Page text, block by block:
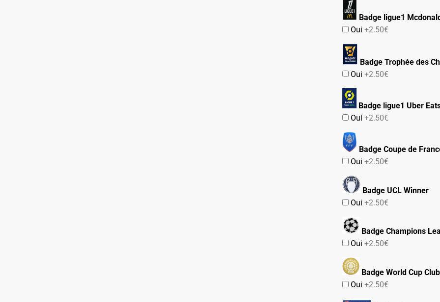
Badge ligue1
Oui+2.50€
Badge Trophée des
Oui+2.50€
Badge ligue1 Uber
Oui+2.50€
Badge Coupe de
Oui+2.50€
Badge UCL Winner
Oui+2.50€
Badge Champions
Oui+2.50€
Badge World Cup
Oui+2.50€